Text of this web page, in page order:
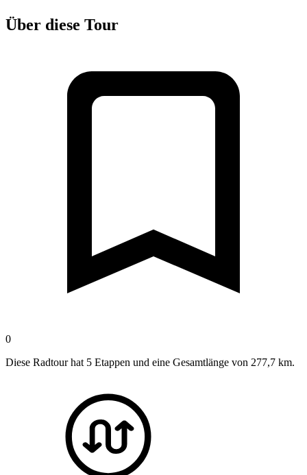
Über diese Tour
0
Diese Radtour hat 5 Etappen und eine Gesamtlänge von 277,7 km.